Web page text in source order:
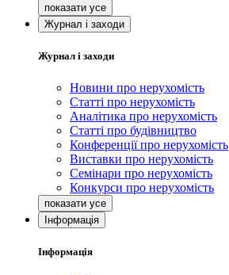
Журнал і заходи
Журнал і заходи
Новини про нерухомість
Статті про нерухомість
Аналітика про нерухомість
Статті про будівництво
Конференції про нерухомість
Виставки про нерухомість
Семінари про нерухомість
Конкурси про нерухомість
Інформація
Інформація